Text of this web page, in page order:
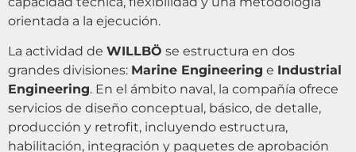
orientada a la ejecución.
La actividad de WILLBÖ se estructura en dos
grandes divisiones: Marine Engineering e Industrial
Engineering. En el ámbito naval, la compañía ofrece
servicios de diseño conceptual, básico, de detalle,
producción y retrofit, incluyendo estructura,
habilitación, integración y paquetes de aprobación